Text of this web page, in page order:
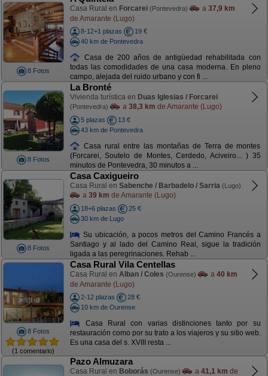
8 Fotos
Casa Rural en Forcarei (Pontevedra) a 37,9 km
de Amarante (Lugo)
8-12+1 plazas
19 €
40 km de Pontevedra
Casa de 200 años de antigüedad rehabilitada con
todas las comodidades de una casa moderna. En pleno
campo, alejada del ruido urbano y con fi ...
8 Fotos
La Bronté
Vivienda turística en Duas Iglesias / Forcarei
(Pontevedra) a 38,3 km de Amarante (Lugo)
5 plazas
13 €
43 km de Pontevedra
Casa rural entre las montañas de Terra de montes
(Forcarei, Soutelo de Montes, Cerdedo, Aciveiro... ) 35
minutos de Pontevedra, 30 minutos a ...
8 Fotos
Casa Caxigueiro
Casa Rural en Sabenche / Barbadelo / Sarria (Lugo)
a 39 km de Amarante (Lugo)
18+6 plazas
25 €
30 km de Lugo
Su ubicación, a pocos metros del Camino Francés a
Santiago y al lado del Camino Real, sigue la tradición
ligada a las peregrinaciones. Rehab ...
8 Fotos
(1 comentario)
Casa Rural Vila Centellas
Casa Rural en Alban / Coles (Ourense) a 40 km
de Amarante (Lugo)
2-12 plazas
28 €
10 km de Ourense
Casa Rural con varias distinciones tanto por su
restauración como por su trato a los viajeros y su sitio web.
Es una casa del s. XVIII resta ...
Pazo Almuzara
Casa Rural en Boborás (Ourense) a 41,1 km de